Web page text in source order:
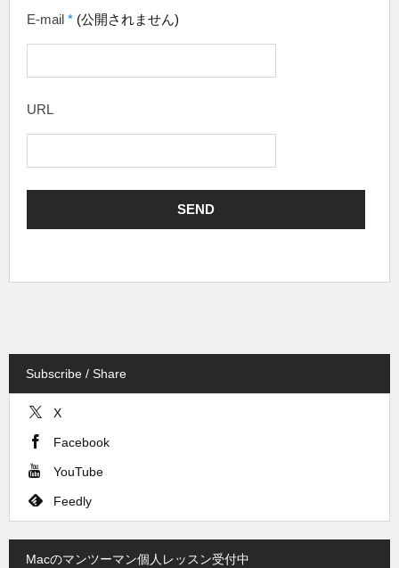
E-mail * (公開されません)
URL
Subscribe / Share
X
Facebook
YouTube
Feedly
Macのマンツーマン個人レッスン受付中